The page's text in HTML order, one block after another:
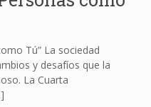
Tú” La sociedad
y desafíos que la
La Cuarta